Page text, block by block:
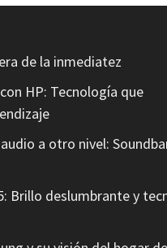
de la inmediatez
HP: Tecnología que
a otro nivel:
Brillo deslumbrante y